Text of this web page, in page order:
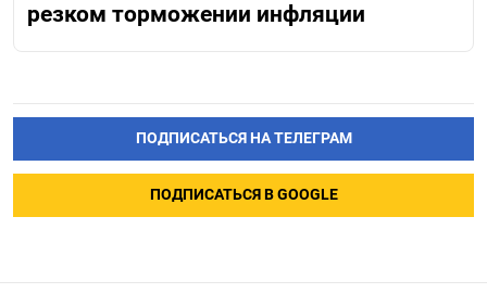
резком торможении инфляции
ПОДПИСАТЬСЯ НА ТЕЛЕГРАМ
ПОДПИСАТЬСЯ В GOOGLE